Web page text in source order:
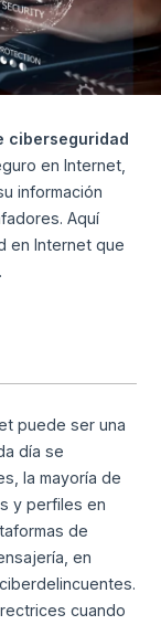
ciberseguridad
en Internet,
información
Aquí
en Internet que
puede ser una
día se
la mayoría de
y perfiles en
de
en
cuando